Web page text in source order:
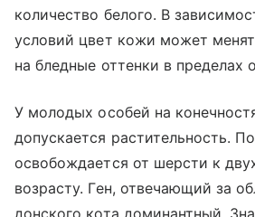
количество белого. В
условий цвет кожи может
на бледные оттенки в пределах
У молодых особей на
допускается растительность.
освобождается от шерсти к
возрасту. Ген, отвечающий за